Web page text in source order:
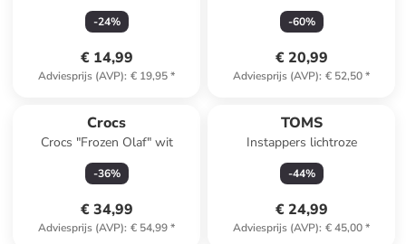
-24%
€ 14,99
Adviesprijs (AVP): € 19,95*
-60%
€ 20,99
Adviesprijs (AVP): € 52,50*
Crocs
Crocs "Frozen Olaf" wit
-36%
€ 34,99
Adviesprijs (AVP): € 54,99*
TOMS
Instappers lichtroze
-44%
€ 24,99
Adviesprijs (AVP): € 45,00*